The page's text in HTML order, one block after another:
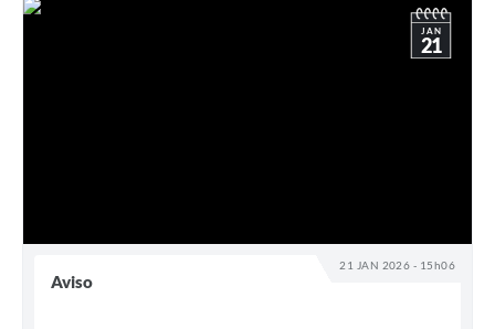
21 JAN 2026 - 15h06
JAN
21
Aviso